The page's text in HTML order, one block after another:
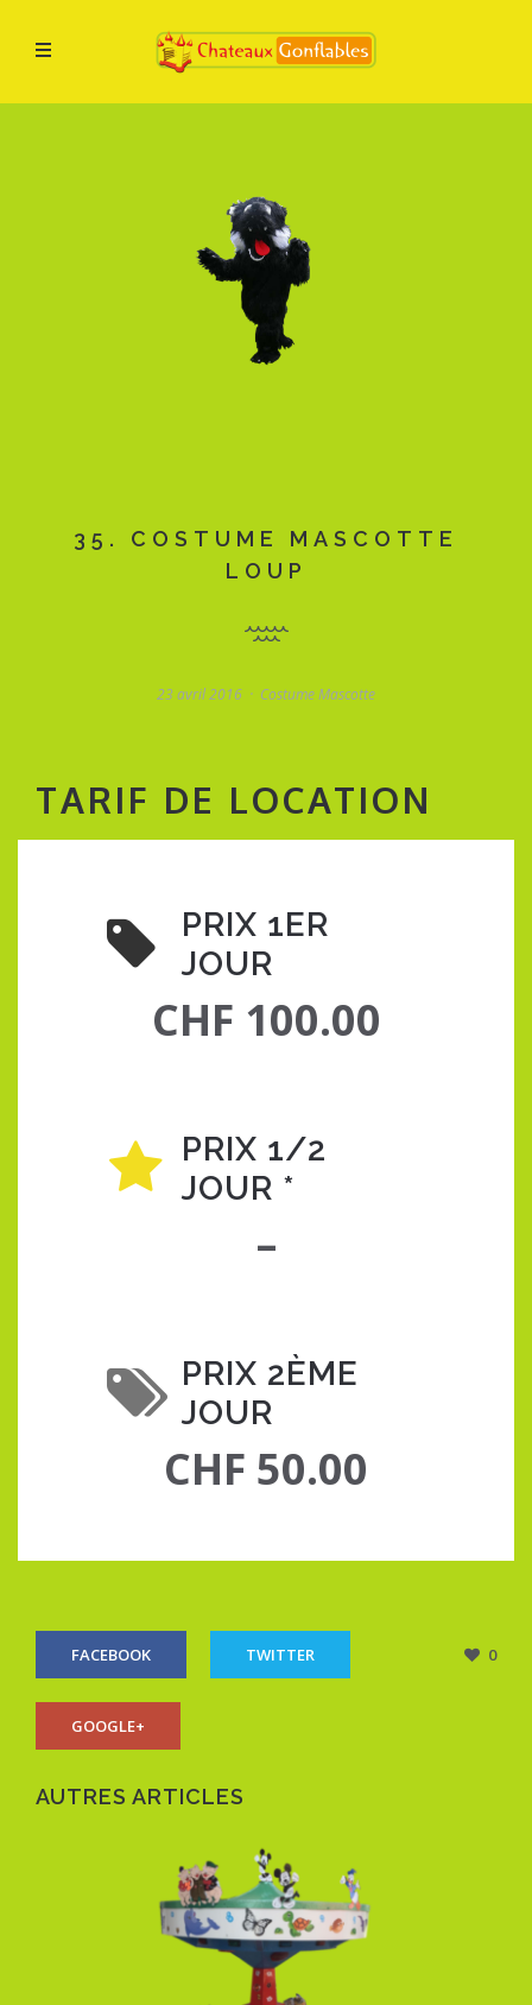
35. COSTUME MASCOTTE
LOUP
23 avril 2016 Costume Mascotte
TARIF DE LOCATION
PRIX 1ER
JOUR
CHF 100.00
PRIX 1/2
JOUR *
–
PRIX 2ÈME
JOUR
CHF 50.00
FACEBOOK TWITTER
GOOGLE+
0
AUTRES ARTICLES